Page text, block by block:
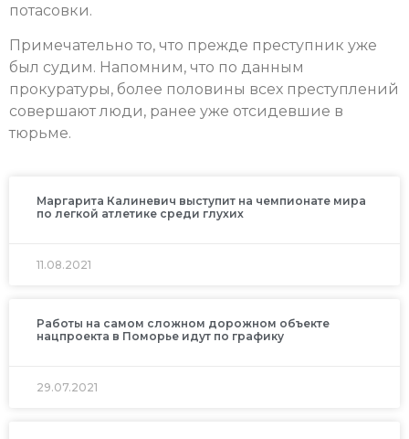
потасовки.
Примечательно то, что прежде преступник уже
был судим. Напомним, что по данным
прокуратуры, более половины всех преступлений
совершают люди, ранее уже отсидевшие в
тюрьме.
Маргарита Калиневич выступит на чемпионате мира
по легкой атлетике среди глухих
11.08.2021
Работы на самом сложном дорожном объекте
нацпроекта в Поморье идут по графику
29.07.2021